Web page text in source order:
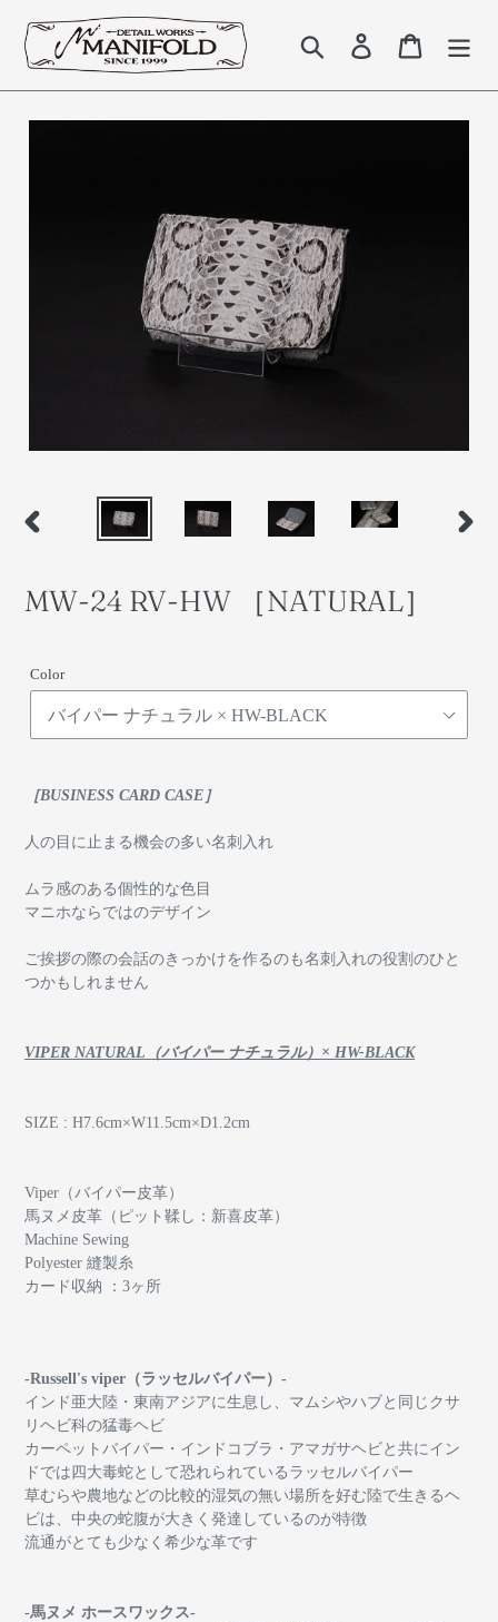
検索 Log in Cart
ラ
MW-24 RV-HW ［NATURAL］
Color
［BUSINESS CARD CASE］
人の目に止まる機会の多い名刺入れ
ムラ感のある個性的な色目
マニホならではのデザイン
ご挨拶の際の会話のきっかけを作るのも名刺入れの役割のひと
つかもしれません
VIPER NATURAL（バイパー ナチュラル）× HW-BLACK
SIZE : H7.6cm×W11.5cm×D1.2cm
Viper（バイパー皮革）
馬ヌメ皮革（ピット鞣し：新喜皮革）
Machine Sewing
Polyester 縫製糸
カード収納 ：3ヶ所
-Russell's viper（ラッセルバイパー）-
インド亜大陸・東南アジアに生息し、マムシやハブと同じクサ
リヘビ科の猛毒ヘビ
カーペットバイパー・インドコブラ・アマガサヘビと共にイン
ドでは四大毒蛇として恐れられているラッセルバイパー
草むらや農地などの比較的湿気の無い場所を好む陸で生きるヘ
ビは、中央の蛇腹が大きく発達しているのが特徴
流通がとても少なく希少な革です
-馬ヌメ ホースワックス-